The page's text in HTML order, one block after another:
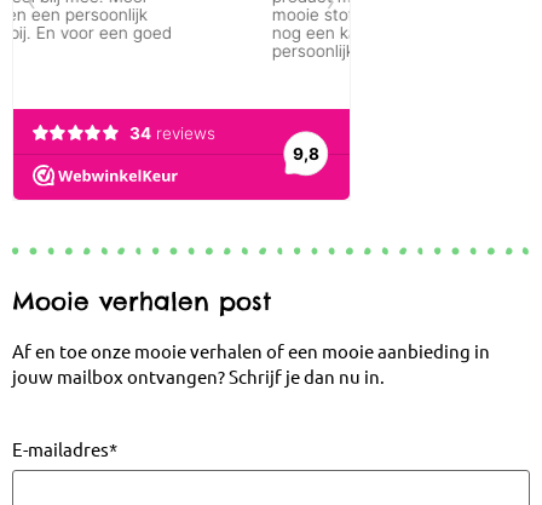
Mooie verhalen post
Af en toe onze mooie verhalen of een mooie aanbieding in
jouw mailbox ontvangen? Schrijf je dan nu in.
E-mailadres*